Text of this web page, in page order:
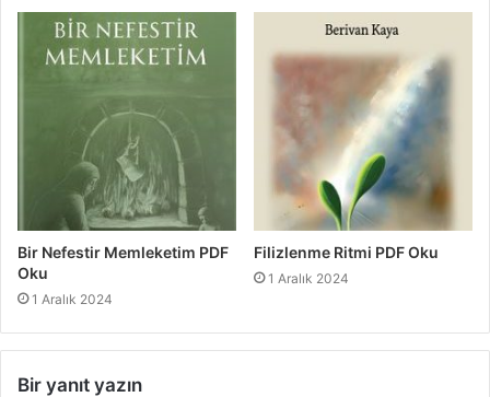
Bir Nefestir Memleketim PDF
Oku
1 Aralık 2024
Filizlenme Ritmi PDF Oku
1 Aralık 2024
Bir yanıt yazın